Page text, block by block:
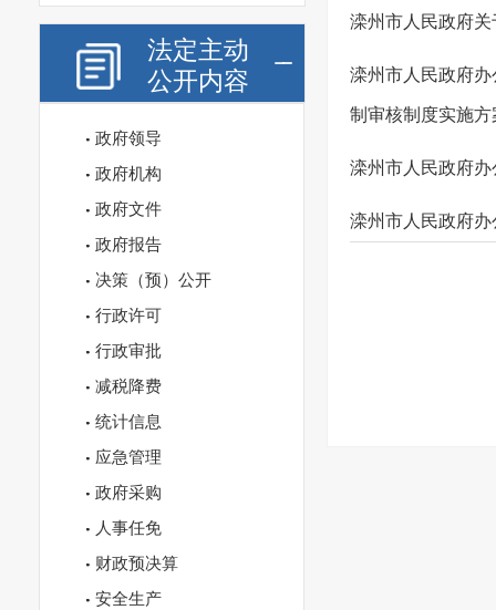
法定主动
公开内容
政府领导
政府机构
政府文件
政府报告
决策（预）公开
行政许可
行政审批
减税降费
统计信息
应急管理
政府采购
人事任免
财政预决算
安全生产
滦州市人民政府
滦州市人民政府
制审核制度实施方
滦州市人民政府
滦州市人民政府